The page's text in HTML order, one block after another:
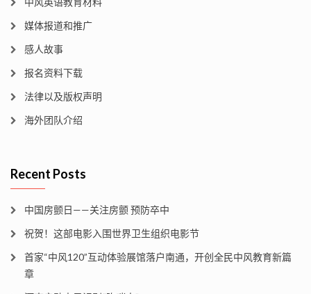
媒体报道和推广
感人故事
报名资料下载
法律以及版权声明
海外团队介绍
Recent Posts
中国房颤日——关注房颤 预防卒中
祝贺！这部电影入围世界卫生组织电影节
首家“中风120”互动体验展馆落户南通，开创全民中风教育新篇
章